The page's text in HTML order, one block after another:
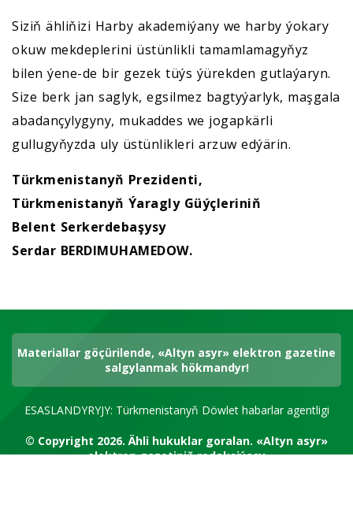
Siziň ähliňizi Harby akademiýany we harby ýokary
okuw mekdeplerini üstünlikli tamamlamagyňyz
bilen ýene-de bir gezek tüýs ýürekden gutlaýaryn.
Size berk jan saglyk, egsilmez bagtyýarlyk, maşgala
abadançylygyny, mukaddes we jogapkärli
gullugyňyzda uly üstünlikleri arzuw edýärin.
Türkmenistanyň Prezidenti,
Türkmenistanyň Ýaragly Güýçleriniň
Belent Serkerdebaşysy
Serdar BERDIMUHAMEDOW.
Materiallar göçürilende, «Altyn asyr» elektron gazetine
salgylanmak hökmandyr!
ESASLANDYRYJY: Türkmenistanyň Döwlet habarlar agentligi
© Copyright 2026.Ähli hukuklar goralan. «Altyn asyr»
elektron gazetiniň redaksiýasy